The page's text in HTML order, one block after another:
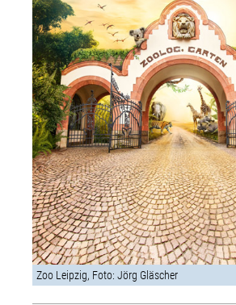
Zoo Leipzig, Foto: Jörg Gläscher